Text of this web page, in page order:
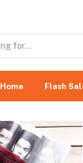
Home Flash